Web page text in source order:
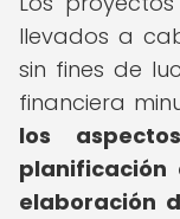
llevados a
sin fines de
financiera
los
planificación
elaboración